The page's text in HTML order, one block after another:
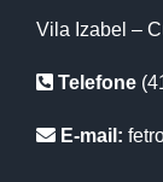
Vila Izabel –
Telefone
E-mail: